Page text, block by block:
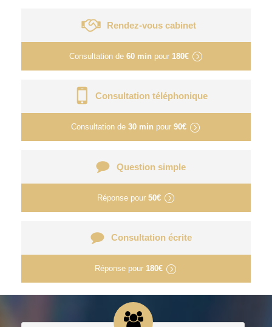
Rendez-vous cabinet
Consultation de 60 min pour 180€
Consultation téléphonique
Consultation de 30 min pour 90€
Question simple
Réponse pour 50€
Consultation écrite
Réponse pour 180€